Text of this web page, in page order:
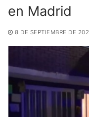
en Madrid
8 DE SEPTIEMBRE DE